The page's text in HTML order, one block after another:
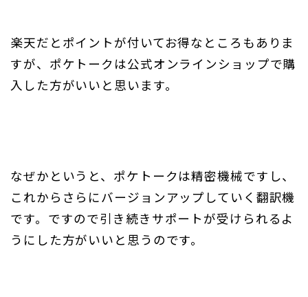
楽天だとポイントが付いてお得なところもありま
すが、ポケトークは公式オンラインショップで購
入した方がいいと思います。
なぜかというと、ポケトークは精密機械ですし、
これからさらにバージョンアップしていく翻訳機
です。ですので引き続きサポートが受けられるよ
うにした方がいいと思うのです。